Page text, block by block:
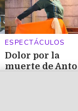
ESPECTÁCULOS
Dolor por la
muerte de Anto